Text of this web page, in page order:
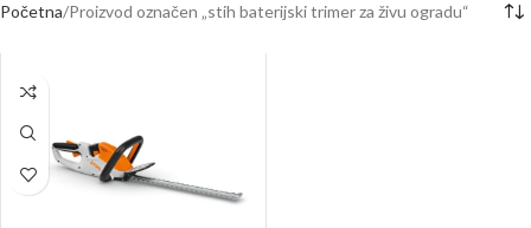
Početna Proizvod označen „stih baterijski trimer za živu ogradu“